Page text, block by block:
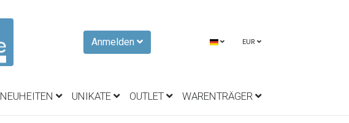
Anmelden EUR
NEUHEITEN UNIKATE OUTLET WARENTRÄGER